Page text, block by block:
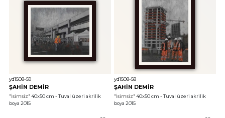
yd1508-59
ŞAHİN DEMİR
"İsimsiz" 40x50 cm - Tuval üzeri akrilik
boya 2015
yd1508-58
ŞAHİN DEMİR
"İsimsiz" 40x50 cm - Tuval üzeri akrilik
boya 2015